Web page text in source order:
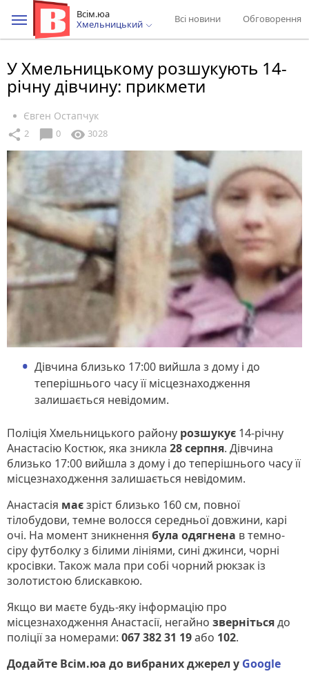
Всім.юа
Хмельницький
Всі новини Обговорення
У Хмельницькому розшукують 14-
річну дівчину: прикмети
Євген Остапчук
share 2 chat_bubble 0 visibility 3028
Дівчина близько 17:00 вийшла з дому і до
теперішнього часу її місцезнаходження
залишається невідомим.
Поліція Хмельницького району розшукує 14-річну
Анастасію Костюк, яка зникла 28 серпня. Дівчина
близько 17:00 вийшла з дому і до теперішнього часу її
місцезнаходження залишається невідомим.
Анастасія маєзріст близько 160 см, повної
тілобудови, темне волосся середньої довжини, карі
очі. На момент зникнення була одягнена в темно-
сіру футболку з білими лініями, сині джинси, чорні
кросівки. Також мала при собі чорний рюкзак із
золотистою блискавкою.
Якщо ви маєте будь-яку інформацію про
місцезнаходження Анастасії, негайно звернітьсядо
поліції за номерами: 067 382 31 19або 102.
Додайте Всім.юа до вибраних джерел у Google